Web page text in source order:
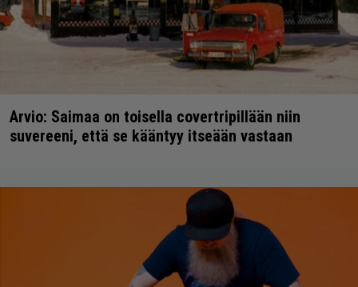
Arvio: Saimaa on toisella covertripillään niin
suvereeni, että se kääntyy itseään vastaan